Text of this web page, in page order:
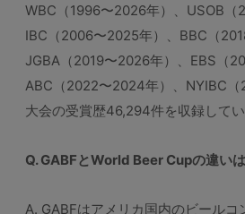
WBC（1996〜2026年）、USOB（
IBC（2006〜2025年）、BBC（
JGBA（2019〜2026年）、EBS（
ABC（2022〜2024年）、NYIBC
大会の受賞歴46,294件を収録してい
Q. GABFとWorld Beer Cupの違い
A. GABFはアメリカ国内のビール